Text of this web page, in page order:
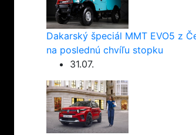
Dakarský špeciál MMT EVO5 z
na poslednú chvíľu stopku
31.07.